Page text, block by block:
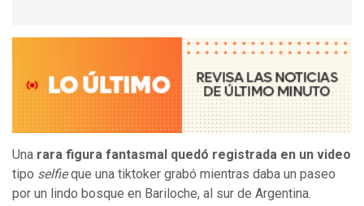
Una rara figura fantasmal quedó registrada en un video
tipo selfieque una tiktoker grabó mientras daba un paseo
por un lindo bosque en Bariloche, al sur de Argentina.